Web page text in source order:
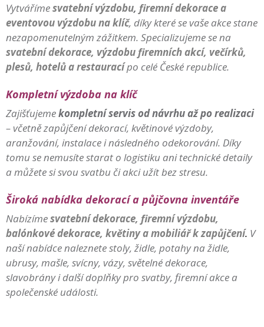
Vytvářímesvatební výzdobu, firemní dekorace a
eventovou výzdobu na klíč, díky které se vaše akce stane
nezapomenutelným zážitkem. Specializujeme se na
svatební dekorace, výzdobu firemních akcí, večírků,
plesů, hotelů a restauracípo celé České republice.
Kompletní výzdoba na klíč
Zajišťujemekompletní servis od návrhu až po realizaci
– včetně zapůjčení dekorací, květinové výzdoby,
aranžování, instalace i následného odekorování. Díky
tomu se nemusíte starat o logistiku ani technické detaily
a můžete si svou svatbu či akci užít bez stresu.
Široká nabídka dekorací a půjčovna inventáře
Nabízímesvatební dekorace, firemní výzdobu,
balónkové dekorace, květiny a mobiliář k zapůjčení. V
naší nabídce naleznete stoly, židle, potahy na židle,
ubrusy, mašle, svícny, vázy, světelné dekorace,
slavobrány i další doplňky pro svatby, firemní akce a
společenské události.